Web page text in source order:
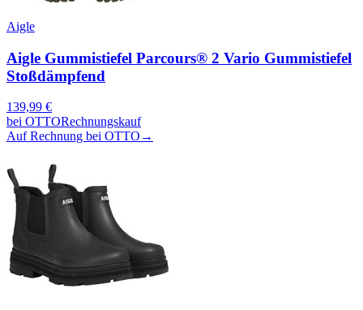
Aigle
Aigle Gummistiefel Parcours® 2 Vario Gummistiefel
Stoßdämpfend
139,99 €
bei OTTORechnungskauf
Auf Rechnung bei OTTO →